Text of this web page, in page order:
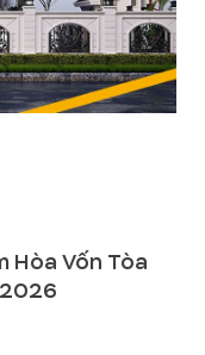
Hòa Vốn Tòa